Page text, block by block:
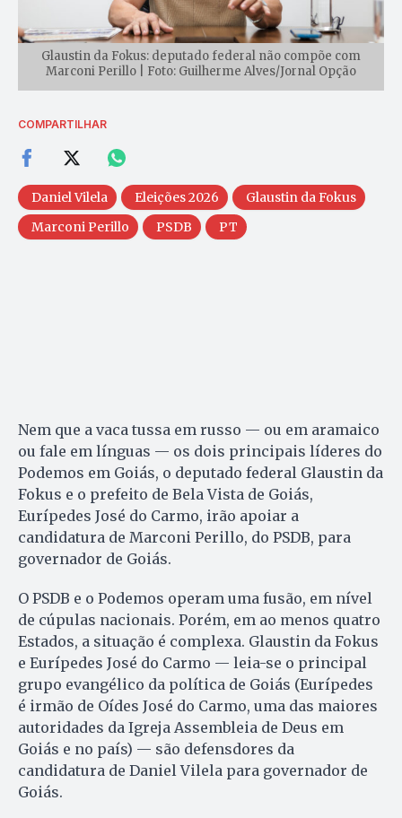
Glaustin da Fokus: deputado federal não compõe com
Marconi Perillo | Foto: Guilherme Alves/Jornal Opção
COMPARTILHAR
Daniel Vilela Eleições 2026
Glaustin da Fokus
Marconi Perillo
PSDB PT
Nem que a vaca tussa em russo — ou em aramaico
ou fale em línguas — os dois principais líderes do
Podemos em Goiás, o deputado federal Glaustin da
Fokus e o prefeito de Bela Vista de Goiás,
Eurípedes José do Carmo, irão apoiar a
candidatura de Marconi Perillo, do PSDB, para
governador de Goiás.
O PSDB e o Podemos operam uma fusão, em nível
de cúpulas nacionais. Porém, em ao menos quatro
Estados, a situação é complexa. Glaustin da Fokus
e Eurípedes José do Carmo — leia-se o principal
grupo evangélico da política de Goiás (Eurípedes
é irmão de Oídes José do Carmo, uma das maiores
autoridades da Igreja Assembleia de Deus em
Goiás e no país) — são defensdores da
candidatura de Daniel Vilela para governador de
Goiás.